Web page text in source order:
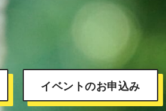
イベントのお申込み